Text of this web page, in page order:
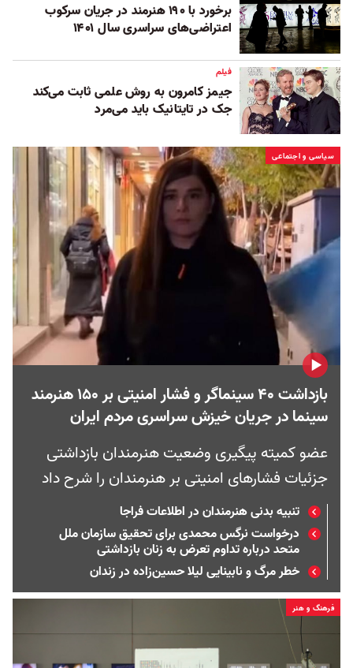
برخورد با ۱۹۰ هنرمند در جریان سرکوب
اعتراضی‌های سراسری سال ۱۴۰۱
فیلم
جیمز کامرون به روش علمی ثابت می‌کند
جک در تایتانیک باید می‌مرد
سیاسی و اجتماعی
بازداشت ۴۰ سینماگر و فشار امنیتی بر ۱۵۰ هنرمند
سینما در جریان خیزش سراسری مردم ایران
عضو کمیته پیگیری وضعیت هنرمندان بازداشتی
جزئیات فشارهای امنیتی بر هنرمندان را شرح داد
تنبیه بدنی هنرمندان در اطلاعات فراجا
درخواست نرگس محمدی برای تحقیق سازمان ملل
متحد درباره تداوم تعرض به زنان بازداشتی
خطر مرگ و نابینایی لیلا حسین‌زاده در زندان
فرهنگ و هنر